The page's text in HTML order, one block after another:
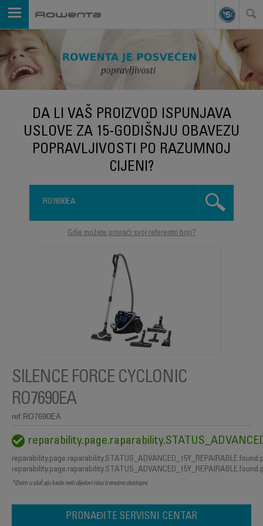
DA LI VAŠ PROIZVOD ISPUNJAVA
USLOVE ZA 15-GODIŠNJU OBAVEZU
POPRAVLJIVOSTI PO RAZUMNOJ
CIJENI?
Gdje možete pronaći svoj referentni broj?
SILENCE FORCE CYCLONIC
RO7690EA
ref:RO7690EA
*Osim u slučaju kada neki dijelovi nisu trenutno dostupni.
PRONAĐITE SERVISNI CENTAR